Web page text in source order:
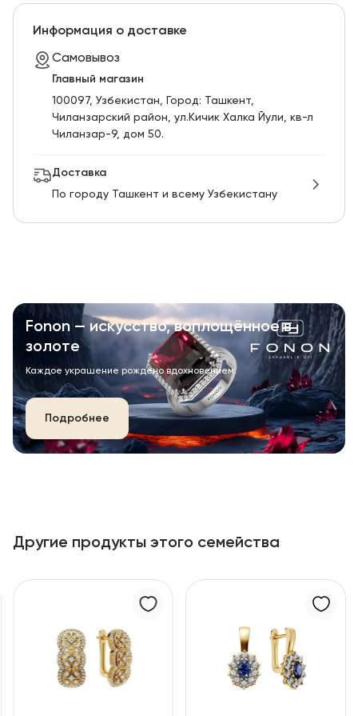
Информация о доставке
Самовывоз
Главный магазин
100097, Узбекистан, Город: Ташкент,
Чиланзарский pайон, ул.Кичик Халка Йули, кв-л
Чиланзар-9, дом 50.
Доставка
По городу Ташкент и всему Узбекистану
Fonon — искусство, воплощённое в
золоте
Каждое украшение рождено вдохновением.
Подробнее
Другие продукты этого семейства